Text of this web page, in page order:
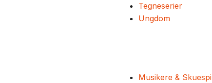
Tegneserier
Ungdom
Musikere &